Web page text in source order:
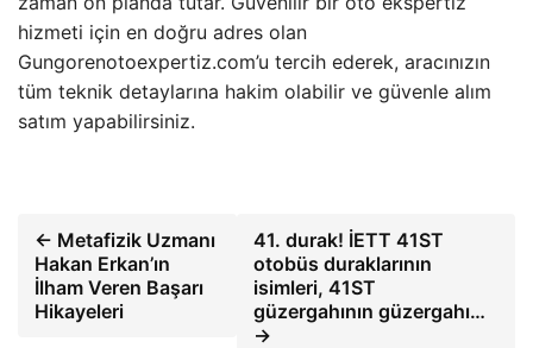
hizmeti için en doğru adres olan
Gungorenotoexpertiz.com’u tercih ederek, aracınızın
tüm teknik detaylarına hakim olabilir ve güvenle alım
satım yapabilirsiniz.
← Metafizik Uzmanı
Hakan Erkan’ın
İlham Veren Başarı
Hikayeleri
41. durak! İETT 41ST
otobüs duraklarının
isimleri, 41ST
güzergahının güzergahı…
→